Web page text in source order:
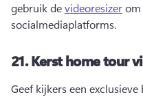
gebruik de videoresizer om
socialmediaplatforms.
21.Kerst home tour
Geef kijkers een